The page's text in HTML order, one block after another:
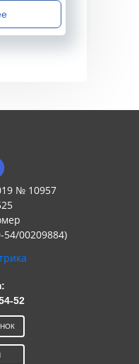
№ 10957
00209884)
52